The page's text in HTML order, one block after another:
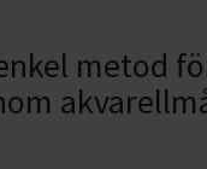
metod